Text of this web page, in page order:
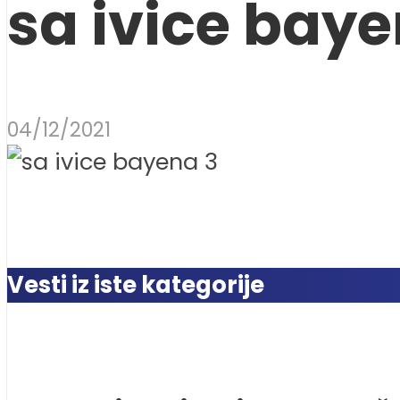
sa ivice
04/12/2021
Vesti iz iste kategorije